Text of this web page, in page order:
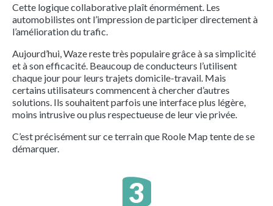
Cette logique collaborative plaît énormément. Les
automobilistes ont l’impression de participer directement à
l’amélioration du trafic.
Aujourd’hui, Waze reste très populaire grâce à sa simplicité
et à son efficacité. Beaucoup de conducteurs l’utilisent
chaque jour pour leurs trajets domicile-travail. Mais
certains utilisateurs commencent à chercher d’autres
solutions. Ils souhaitent parfois une interface plus légère,
moins intrusive ou plus respectueuse de leur vie privée.
C’est précisément sur ce terrain que Roole Map tente de se
démarquer.